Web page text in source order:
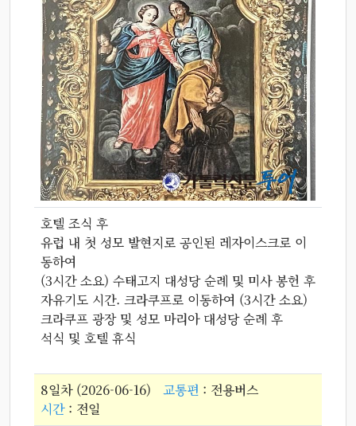
호텔 조식 후
유럽 내 첫 성모 발현지로 공인된 레자이스크로 이
동하여
(3시간 소요) 수태고지 대성당 순례 및 미사 봉헌 후
자유기도 시간. 크라쿠프로 이동하여 (3시간 소요)
크라쿠프 광장 및 성모 마리아 대성당 순례 후
석식 및 호텔 휴식
8일차 (2026-06-16) 교통편 : 전용버스
시간: 전일